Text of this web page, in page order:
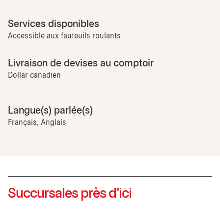
Services disponibles
Accessible aux fauteuils roulants
Livraison de devises au comptoir
Dollar canadien
Langue(s) parlée(s)
Français, Anglais
Succursales près d'ici